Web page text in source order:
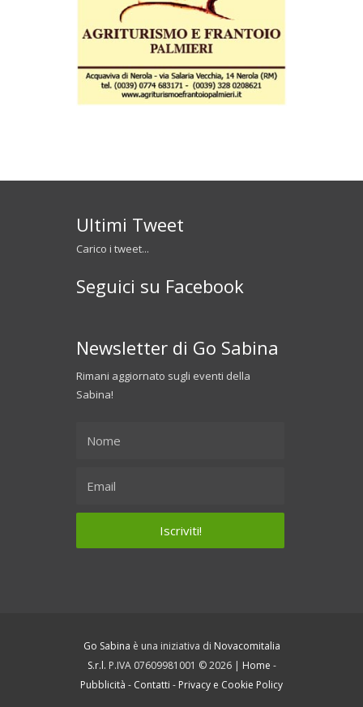
Ultimi Tweet
Carico i tweet...
Seguici su Facebook
Newsletter di Go Sabina
Rimani aggiornato sugli eventi della
Sabina!
Go Sabina è una iniziativa di Novacomitalia
S.r.l. P.IVA 07609981001 © 2026 | Home -
Pubblicità - Contatti - Privacy e Cookie Policy